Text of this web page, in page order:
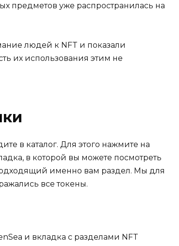
предметов уже распространилась на
людей к NFT и показали
их использования этим не
в каталог. Для этого нажмите на
в которой вы можете посмотреть
именно вам раздел. Мы для
все токены.
и вкладка с разделами NFT